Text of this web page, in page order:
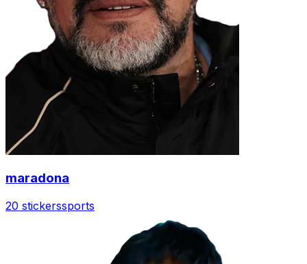
maradona
20 stickerssports